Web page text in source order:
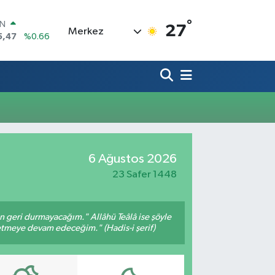
%0.66
%0.05
%0.39
Merkez 27°
6 Ağustos 2026
23 Safer 1448
geri durmayacağım." Allâhü Teâlâ ise şöyle
devam edeceğim." (Hadis-i şerif)